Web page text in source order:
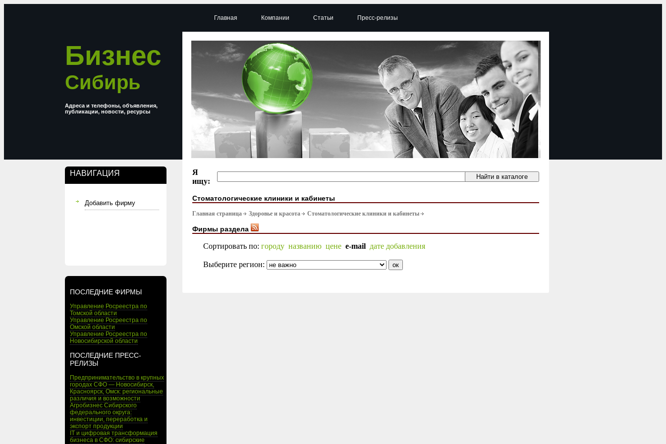
Бизнес
Сибирь
Адреса и телефоны, объявления,
публикации, новости, ресурсы
НАВИГАЦИЯ
Добавить фирму
ПОСЛЕДНИЕ ФИРМЫ
Управление Росреестра по
Томской области
Управление Росреестра по
Омской области
Управление Росреестра по
Новосибирской области
ПОСЛЕДНИЕ ПРЕСС-
РЕЛИЗЫ
Предпринимательство в крупных
городах СФО — Новосибирск,
Красноярск, Омск: региональные
различия и возможности
Агробизнес Сибирского
федерального округа:
инвестиции, переработка и
экспорт продукции
IT и цифровая трансформация
бизнеса в СФО: сибирские
Главная Компании Статьи Пресс-релизы
Я
ищу:
Стоматологические клиники и кабинеты
Главная страница Здоровье и красота Стоматологические клиники и кабинеты
Фирмы раздела
Сортировать по: городу названию цене e-mail дате добавления
Выберите регион: